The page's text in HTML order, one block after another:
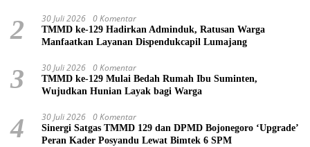
2 30 Juli 2026 0 Komentar
TMMD ke-129 Hadirkan Adminduk, Ratusan Warga
Manfaatkan Layanan Dispendukcapil Lumajang
3 30 Juli 2026 0 Komentar
TMMD ke-129 Mulai Bedah Rumah Ibu Suminten,
Wujudkan Hunian Layak bagi Warga
4 30 Juli 2026 0 Komentar
Sinergi Satgas TMMD 129 dan DPMD Bojonegoro ‘Upgrade’
Peran Kader Posyandu Lewat Bimtek 6 SPM